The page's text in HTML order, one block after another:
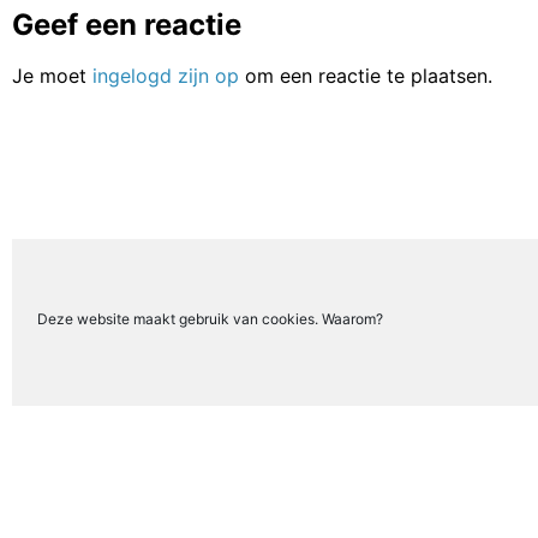
Deze website maakt gebruik van cookies. Waarom?
Geef een reactie
Je moet ingelogd zijn op om een reactie te plaatsen.